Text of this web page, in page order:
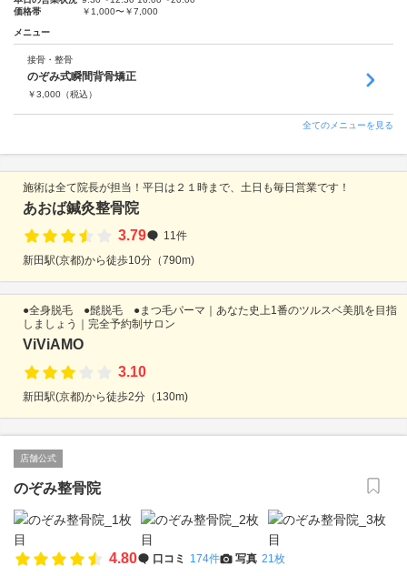
価格帯
￥1,000〜￥7,000
メニュー
接骨・整骨
のぞみ式瞬間背骨矯正
￥3,000 （税込）
全てのメニューを見る
施術は全て院長が担当！平日は２１時まで、土日も毎日営業です！
あおば鍼灸整骨院
3.79
11件
新田駅(京都)から徒歩10分（790m)
●全身脱毛 ●髭脱毛 ●まつ毛パーマ｜あなた史上1番のツルスベ美肌を目指
しましょう｜完全予約制サロン
ViViAMO
3.10
新田駅(京都)から徒歩2分（130m)
店舗公式
のぞみ整骨院
4.80 口コミ 174件 写真 21枚